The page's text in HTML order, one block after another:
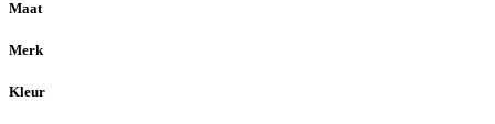
Maat
Merk
Kleur